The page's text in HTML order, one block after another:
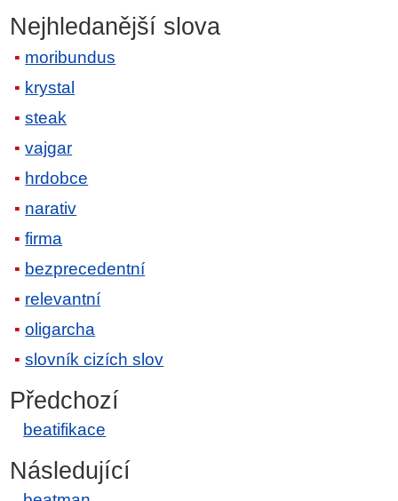
Nejhledanější slova
moribundus
krystal
steak
vajgar
hrdobce
narativ
firma
bezprecedentní
relevantní
oligarcha
slovník cizích slov
Předchozí
beatifikace
Následující